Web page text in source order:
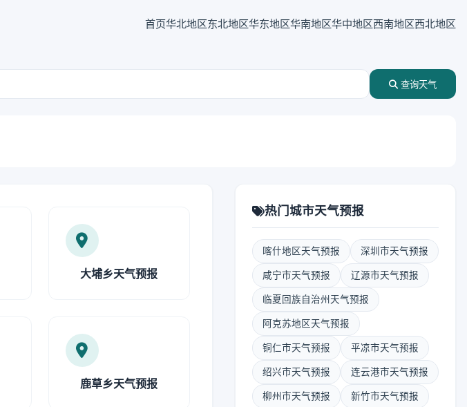
首页华北地区东北地区华东地区华南地区华中地区西南地区西北地区
查询天气
大埔乡天气预报
鹿草乡天气预报
热门城市天气预报
喀什地区天气预报 深圳市天气预报
咸宁市天气预报 辽源市天气预报
临夏回族自治州天气预报
阿克苏地区天气预报
铜仁市天气预报 平凉市天气预报
绍兴市天气预报 连云港市天气预报
柳州市天气预报 新竹市天气预报